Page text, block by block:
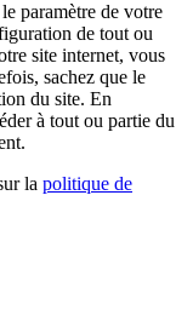
paramètre de votre
de tout ou
site internet, vous
sachez que le
du site. En
à tout ou partie du
la politique de